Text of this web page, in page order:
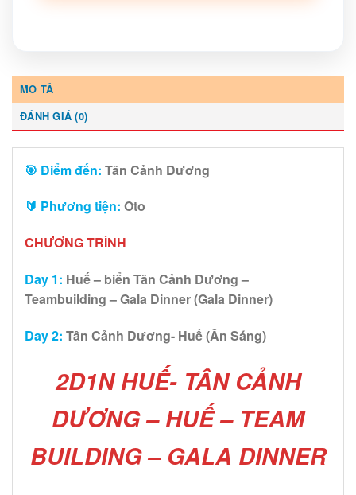
MÔ TẢ
ĐÁNH GIÁ (0)
🎯 Điểm đến: Tân Cảnh Dương
🔰 Phương tiện: Oto
CHƯƠNG TRÌNH
Day 1: Huế – biển Tân Cảnh Dương –
Teambuilding – Gala Dinner (Gala Dinner)
Day 2: Tân Cảnh Dương- Huế (Ăn Sáng)
2D1N HUẾ- TÂN CẢNH
DƯƠNG – HUẾ – TEAM
BUILDING – GALA DINNER